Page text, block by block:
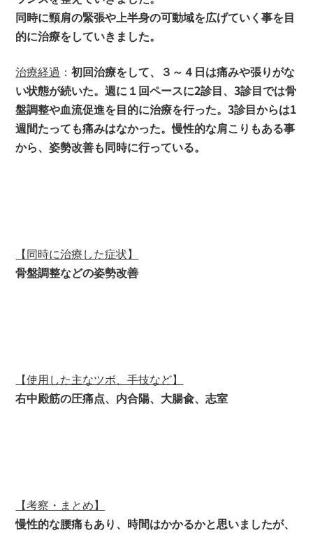
同時に頸肩の緊張や上半身の可動域を広げていく事を目
的に治療をしていきました。
治療経過 ：初回治療をして、３～４日は痛みや張りがな
い状態が続いた。週に１回ペースに2診目、3診目では骨
盤調整や血流促進を目的に治療を行った。3診目からは1
週間たっても痛みはなかった。慢性的な肩こりもある事
から、姿勢改善も同時に行っている。
【同時に治療した症状】
骨盤調整などの姿勢改善
【使用した主なツボ、手技など】
右中殿筋の圧痛点、内合陽、大腸兪、志室
【考察・まとめ】
慢性的な腰痛もあり、時間はかかるかと思いましたが、